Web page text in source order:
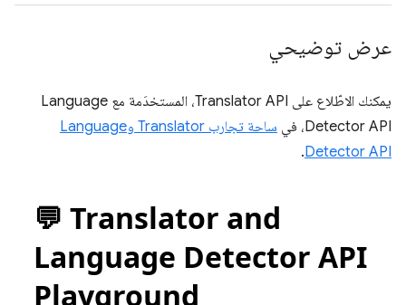
عرض توضيحي
يمكنك الاطّلاع على Translator API، المستخدَمة مع Language
Detector API، في
ساحة تجارب Translator وLanguage
Detector API
.